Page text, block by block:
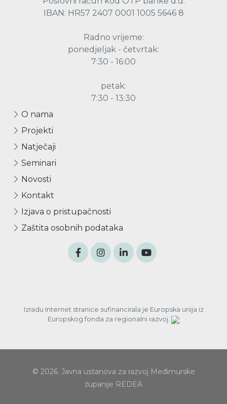
IBAN: HR57 2407 0001 1005 5646 8
Radno vrijeme:
ponedjeljak - četvrtak:
7:30 - 16:00
petak:
7:30 - 13:30
O nama
Projekti
Natječaji
Seminari
Novosti
Kontakt
Izjava o pristupačnosti
Zaštita osobnih podataka
Izradu Internet stranice sufinancirala je Europska unija iz
Europskog fonda za regionalni razvoj.
© 2026. Javna ustanova za razvoj Međimurske
županije REDEA